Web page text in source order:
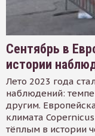
Сентябрь в
истории
Лето 2023 года
наблюдений:
другим.
климата
тёплым в истории